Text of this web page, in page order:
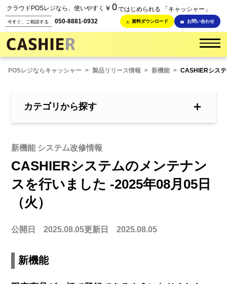
クラウドPOSレジなら、使いやすく ￥ 0ではじめられる 「キャッシャー」
今すぐ、ご相談する 050-8881-0932 資料ダウンロード お問い合わせ
POSレジならキャッシャー > 製品リリース情報 > 新機能 > CASHIERシス
カテゴリから探す ＋
新機能 システム改修情報
CASHIERシステムのメンテナン
スを行いました -2025年08月05日
（火）
公開日 2025.08.05更新日 2025.08.05
新機能